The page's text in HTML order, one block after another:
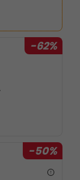
-62%
-50%